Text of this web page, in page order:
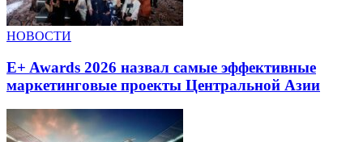
НОВОСТИ
E+ Awards 2026 назвал самые эффективные
маркетинговые проекты Центральной Азии